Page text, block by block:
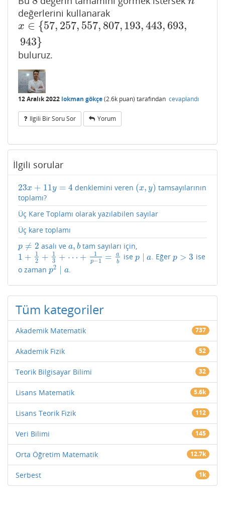
değerlerini kullanarak
x ∈ {57, 257, 557, 807,193,443, 693,
943}
x∈{ 57 ,257,557, 807,193,443,693,943}
buluruz.
12 Aralık 2022 lokman gökçe(2.6k puan) tarafından cevaplandı
Ilgili Bir Soru Sor Yorum
İlgili sorular
23x + 11y = 4
23x+ 11 y=4 denklemini veren (x, y)
(x,y)
tamsayılarının
toplamı?
Üç Kare Toplamı olarak yazılabilen sayılar
Üç kare toplamı
p ≠ 2
p ≠2 asalı ve a, b
a,b tam sayıları için,
1 +
1
2 +
1
3 + ⋯ + 1
p−1 =
a
b
1 +12 +1 3+ ⋯ +1 p − 1 =ab ise p ∣ a
p∣ a . Eğer p > 3
p>3
ise
o zaman p2 a
p2 a .
Tüm kategoriler
Akademik Matematik 737
Akademik Fizik 52
Teorik Bilgisayar Bilimi 32
Lisans Matematik 5.6k
Lisans Teorik Fizik 112
Veri Bilimi 145
Orta Öğretim Matematik 12.7k
Serbest 1k